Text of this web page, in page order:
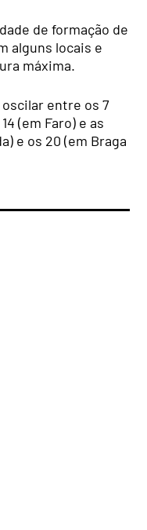
de formação de
alguns locais e
máxima.
entre os 7
(em Faro) e as
e os 20 (em Braga